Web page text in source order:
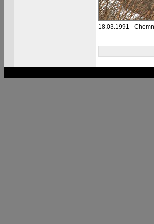
18.03.1991 -